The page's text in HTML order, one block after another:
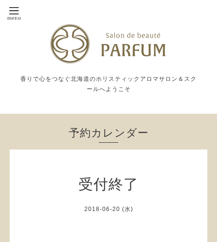
香りで心をつなぐ北海道のホリスティックアロマサロン＆スク
ールへようこそ
予約カレンダー
受付終了
2018-06-20 (水)